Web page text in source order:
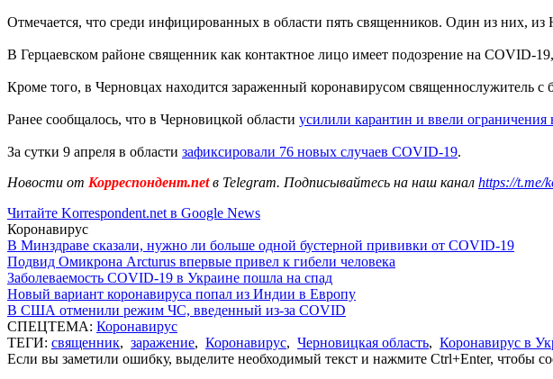
Отмечается, что среди инфицированных в области пять священников. Один из них,
В Герцаевском районе священник как контактное лицо имеет подозрение на COVID-
Кроме того, в Черновцах находится зараженный коронавирусом священнослужитель
Ранее сообщалось, что в Черновицкой области усилили карантин и ввели ограничения
За сутки 9 апреля в области зафиксировали 76 новых случаев COVID-19.
Новости от Корреспондент.netв Telegram. Подписывайтесь на наш канал https://t.me/
Читайте Korrespondent.net в Google News
Коронавирус
В Минздраве сказали, нужно ли больше одной бустерной прививки от COVID-19
Подвид Омикрона Arcturus впервые привел к гибели человека
Заболеваемость COVID-19 в Украине пошла на спад
Новый вариант коронавируса попал из Индии в Европу
В США отменили режим ЧС, введенный из-за COVID
СПЕЦТЕМА: Коронавирус
ТЕГИ: священник, заражение, Коронавирус, Черновицкая область, Коронавирус в
Если вы заметили ошибку, выделите необходимый текст и нажмите Ctrl+Enter, чтобы